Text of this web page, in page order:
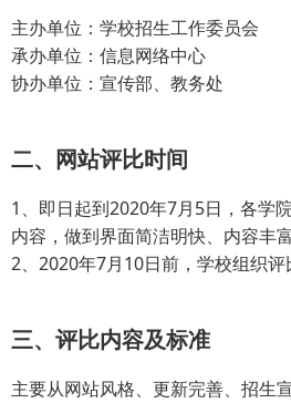
主办单位：学校招生工作委员会
承办单位：信息网络中心
协办单位：宣传部、教务处
二、网站评比时间
1、即日起到2020年7月5日，各学
内容，做到界面简洁明快、内容丰富
2、2020年7月10日前，学校组织评
三、评比内容及标准
主要从网站风格、更新完善、招生